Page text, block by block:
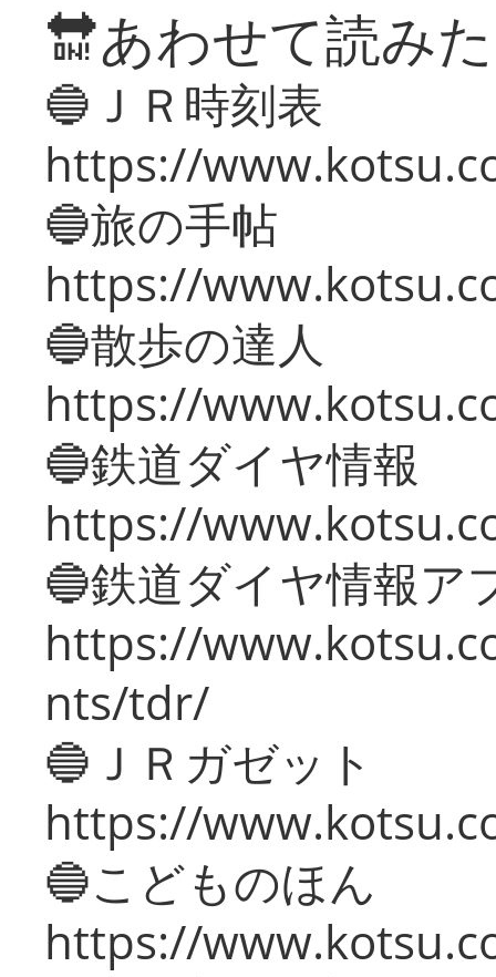
🔛あわせて読み
🔵ＪＲ時刻表
https://
🔵旅の手帖
https://
🔵散歩の達人
https://
🔵鉄道ダイヤ情報
https://
🔵鉄道ダイヤ情報ア
https://
nts/tdr/
🔵ＪＲガゼット
https://
🔵こどものほん
https://